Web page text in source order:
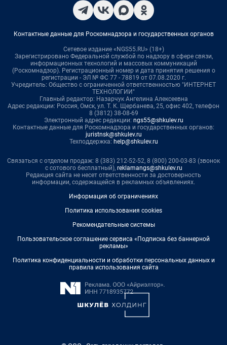
Контактные данные для Роскомнадзора и государственных органов
Сетевое издание «NGS55.RU» (18+)
Зарегистрировано Федеральной службой по надзору в сфере связи,
информационных технологий и массовых коммуникаций
(Роскомнадзор). Регистрационный номер и дата принятия решения о
регистрации - ЭЛ № ФС 77 - 78819 от 07.08.2020 г.
Учредитель: Общество с ограниченной ответственностью "ИНТЕРНЕТ
ТЕХНОЛОГИИ"
Главный редактор: Назарчук Ангелина Алексеевна
Адрес редакции: Россия, Омск, ул. Т. К. Щербанева, 25, офис 402, телефон
8 (3812) 38-08-69
Электронный адрес редакции: ngs55@shkulev.ru
Контактные данные для Роскомнадзора и государственных органов:
juristnsk@shkulev.ru
Техподдержка: help@shkulev.ru
Связаться с отделом продаж: 8 (383) 212-52-52, 8 (800) 200-03-83 (звонок
с сотового бесплатный), reklamangs@shkulev.ru
Редакция сайта не несет ответственности за достоверность
информации, содержащейся в рекламных объявлениях.
Информация об ограничениях
Политика использования cookies
Рекомендательные системы
Пользовательское соглашение сервиса «Подписка без баннерной
рекламы»
Политика конфиденциальности и обработки персональных данных и
правила использования сайта